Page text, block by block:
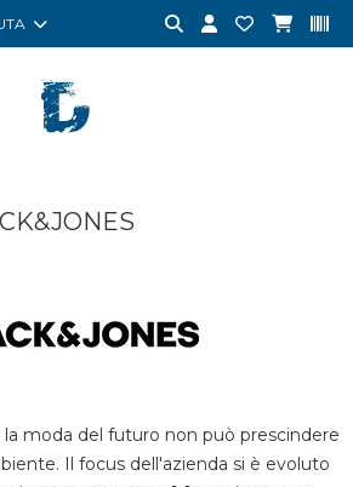
la moda del futuro non può prescindere
Il focus dell'azienda si è evoluto